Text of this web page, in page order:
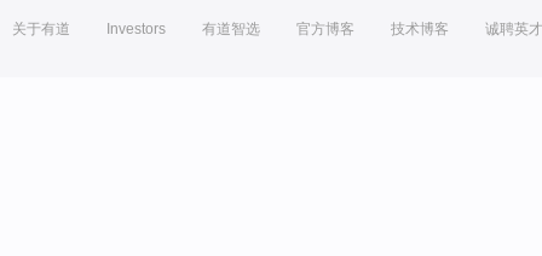
关于有道 Investors 有道智选 官方博客 技术博客 诚聘英才